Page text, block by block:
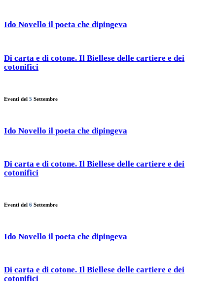
Ido Novello il poeta che dipingeva
Di carta e di cotone. Il Biellese delle cartiere e dei
cotonifici
Eventi del 5 Settembre
Ido Novello il poeta che dipingeva
Di carta e di cotone. Il Biellese delle cartiere e dei
cotonifici
Eventi del 6 Settembre
Ido Novello il poeta che dipingeva
Di carta e di cotone. Il Biellese delle cartiere e dei
cotonifici